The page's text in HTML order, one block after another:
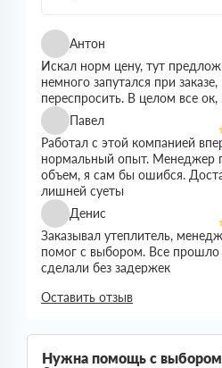
Антон
Искал норм цену, тут
немного запутался при
переспросить. В целом все
Павел
Работал с этой компанией
нормальный опыт. Менеджер
объем, я сам бы ошибся.
лишней суеты
Денис
Заказывал утеплитель,
помог с выбором. Все прошло
сделали без задержек
Оставить отзыв
Нужна помощь с